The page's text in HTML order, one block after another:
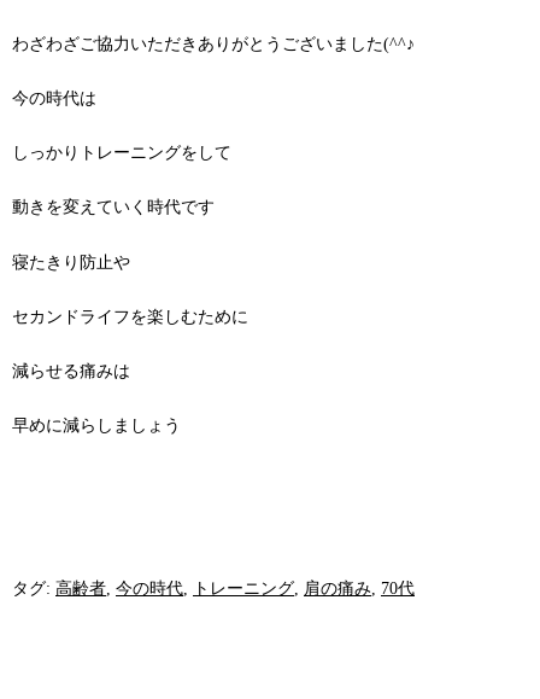
わざわざご協力いただきありがとうございました(^^♪
今の時代は
しっかりトレーニングをして
動きを変えていく時代です
寝たきり防止や
セカンドライフを楽しむために
減らせる痛みは
早めに減らしましょう
タグ: 高齢者, 今の時代, トレーニング, 肩の痛み, 70代